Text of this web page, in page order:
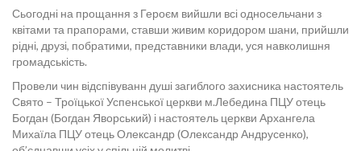
Сьогодні на прощання з Героєм вийшли всі односельчани з
квітами та прапорами, ставши живим коридором шани, прийшли
рідні, друзі, побратими, представники влади, уся навколишня
громадськість.
Провели чин відспівуванн душі загиблого захисника настоятель
Свято – Троїцької Успенської церкви м.Лебедина ПЦУ отець
Богдан (Богдан Яворський) і настоятель церкви Архангела
Михаїла ПЦУ отець Олександр (Олександр Андрусенко),